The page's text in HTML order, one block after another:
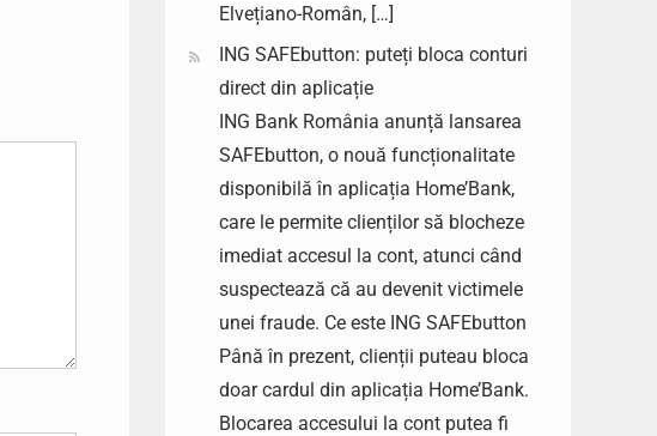
Elvețiano-Român, […]
ING SAFEbutton: puteți bloca conturi
direct din aplicație
ING Bank România anunță lansarea
SAFEbutton, o nouă funcționalitate
disponibilă în aplicația Home’Bank,
care le permite clienților să blocheze
imediat accesul la cont, atunci când
suspectează că au devenit victimele
unei fraude. Ce este ING SAFEbutton
Până în prezent, clienții puteau bloca
doar cardul din aplicația Home’Bank.
Blocarea accesului la cont putea fi